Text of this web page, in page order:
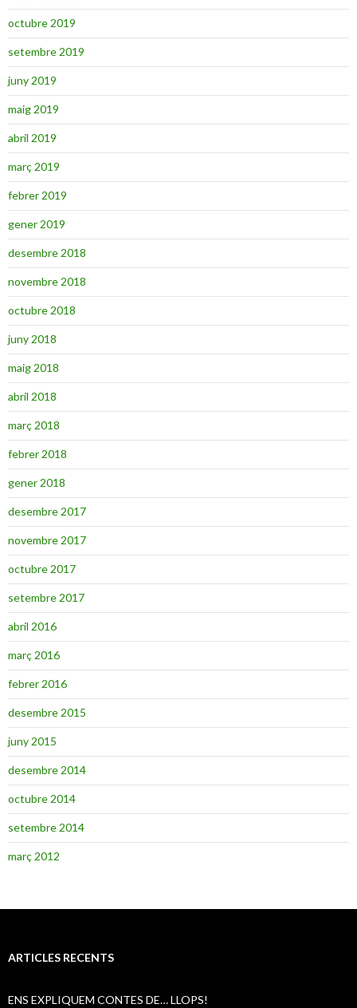
octubre 2019
setembre 2019
juny 2019
maig 2019
abril 2019
març 2019
febrer 2019
gener 2019
desembre 2018
novembre 2018
octubre 2018
juny 2018
maig 2018
abril 2018
març 2018
febrer 2018
gener 2018
desembre 2017
novembre 2017
octubre 2017
setembre 2017
abril 2016
març 2016
febrer 2016
desembre 2015
juny 2015
desembre 2014
octubre 2014
setembre 2014
març 2012
ARTICLES RECENTS
ENS EXPLIQUEM CONTES DE… LLOPS!